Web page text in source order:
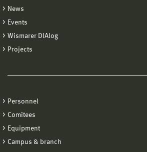
News
Events
Wismarer DIAlog
Projects
Personnel
Comitees
Equipment
Campus & branch